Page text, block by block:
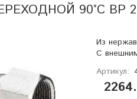
90°С ВР
Из
С
Артикул: